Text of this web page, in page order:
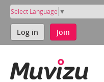
Select Language ▼
Log in Join